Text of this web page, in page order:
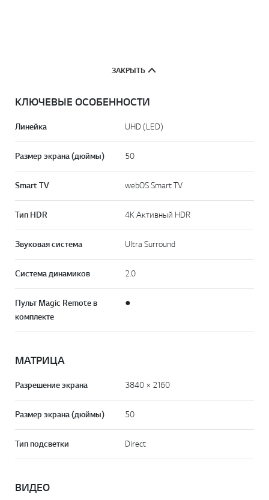
ЗАКРЫТЬ
КЛЮЧЕВЫЕ ОСОБЕННОСТИ
Линейка UHD (LED)
Размер экрана (дюймы) 50
Smart TV webOS Smart TV
Тип HDR 4K Активный HDR
Звуковая система Ultra Surround
Система динамиков 2.0
Пульт Magic Remote в
комплекте
●
МАТРИЦА
Разрешение экрана 3840 × 2160
Размер экрана (дюймы) 50
Тип подсветки Direct
ВИДЕО